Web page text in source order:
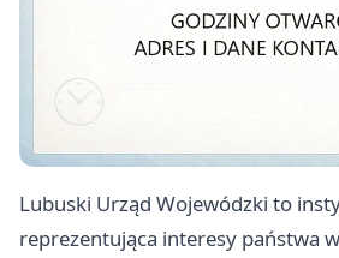
Lubuski Urząd Wojewódzki to
reprezentująca interesy państwa